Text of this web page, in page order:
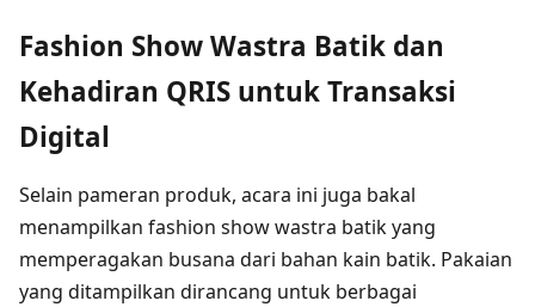
Fashion Show Wastra Batik dan
Kehadiran QRIS untuk Transaksi
Digital
Selain pameran produk, acara ini juga bakal
menampilkan fashion show wastra batik yang
memperagakan busana dari bahan kain batik. Pakaian
yang ditampilkan dirancang untuk berbagai